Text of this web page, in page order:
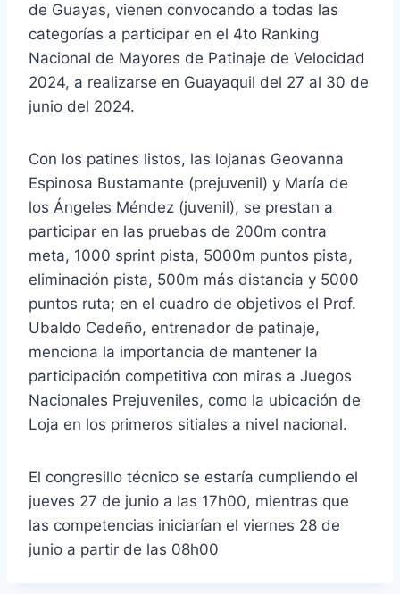
de Guayas, vienen convocando a todas las
categorías a participar en el 4to Ranking
Nacional de Mayores de Patinaje de Velocidad
2024, a realizarse en Guayaquil del 27 al 30 de
junio del 2024.
Con los patines listos, las lojanas Geovanna
Espinosa Bustamante (prejuvenil) y María de
los Ángeles Méndez (juvenil), se prestan a
participar en las pruebas de 200m contra
meta, 1000 sprint pista, 5000m puntos pista,
eliminación pista, 500m más distancia y 5000
puntos ruta; en el cuadro de objetivos el Prof.
Ubaldo Cedeño, entrenador de patinaje,
menciona la importancia de mantener la
participación competitiva con miras a Juegos
Nacionales Prejuveniles, como la ubicación de
Loja en los primeros sitiales a nivel nacional.
El congresillo técnico se estaría cumpliendo el
jueves 27 de junio a las 17h00, mientras que
las competencias iniciarían el viernes 28 de
junio a partir de las 08h00